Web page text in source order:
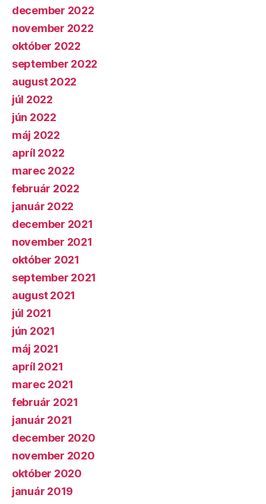
december 2022
november 2022
október 2022
september 2022
august 2022
júl 2022
jún 2022
máj 2022
apríl 2022
marec 2022
február 2022
január 2022
december 2021
november 2021
október 2021
september 2021
august 2021
júl 2021
jún 2021
máj 2021
apríl 2021
marec 2021
február 2021
január 2021
december 2020
november 2020
október 2020
január 2019